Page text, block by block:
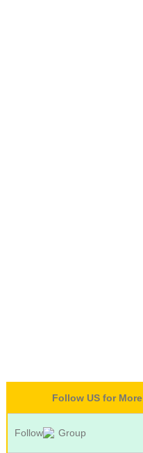
Follow US for More
Follow Group